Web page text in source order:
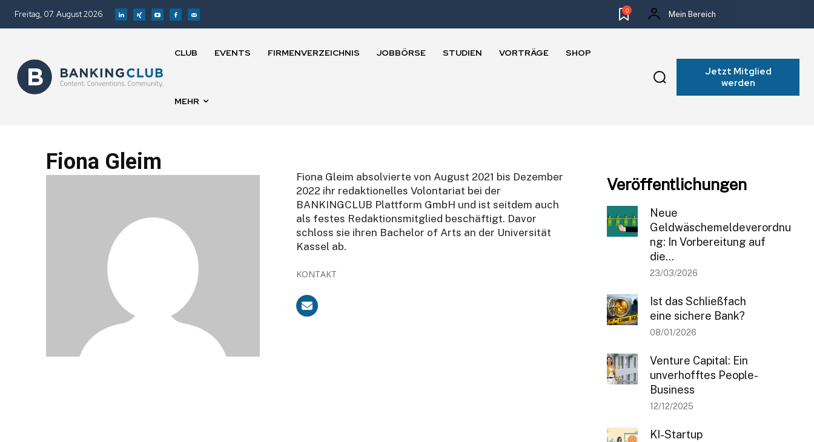
Freitag, 07. August 2026 0 Mein Bereich
CLUB EVENTS FIRMENVERZEICHNIS JOBBÖRSE STUDIEN VORTRÄGE SHOP
MEHR
Jetzt Mitglied
werden
Fiona Gleim
Fiona Gleim absolvierte von August 2021 bis Dezember
2022 ihr redaktionelles Volontariat bei der
BANKINGCLUB Plattform GmbH und ist seitdem auch
als festes Redaktionsmitglied beschäftigt. Davor
schloss sie ihren Bachelor of Arts an der Universität
Kassel ab.
KONTAKT
Veröffentlichungen
Neue
Geldwäschemeldeverordnu
ng: In Vorbereitung auf
die...
23/03/2026
Ist das Schließfach
eine sichere Bank?
08/01/2026
Venture Capital: Ein
unverhofftes People-
Business
12/12/2025
KI-Startup